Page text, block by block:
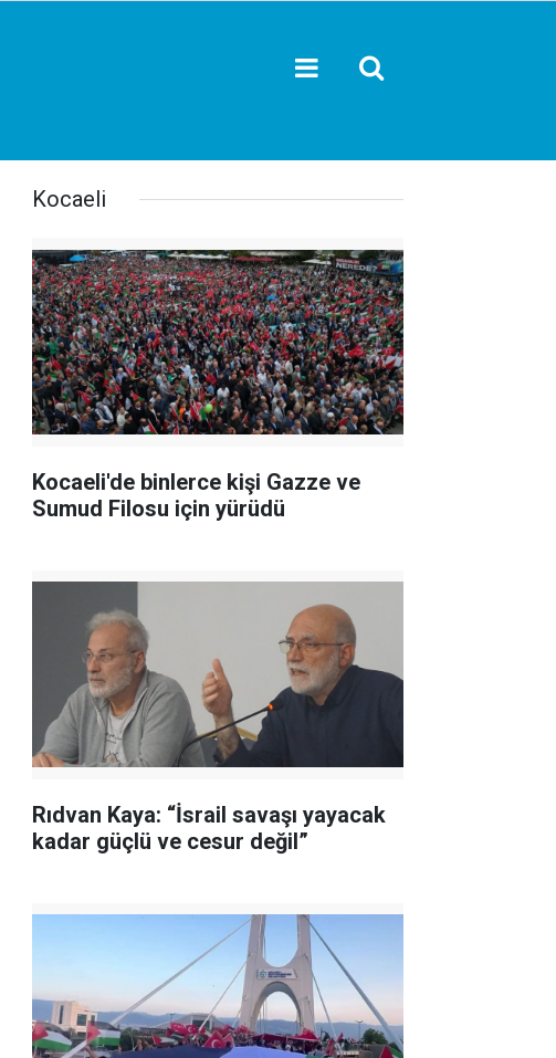
Kocaeli
Kocaeli'de binlerce kişi Gazze ve
Sumud Filosu için yürüdü
Rıdvan Kaya: “İsrail savaşı yayacak
kadar güçlü ve cesur değil”